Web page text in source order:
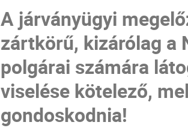
A járványügyi
zártkörű, kizárólag a
polgárai számára
viselése kötelező,
gondoskodnia!